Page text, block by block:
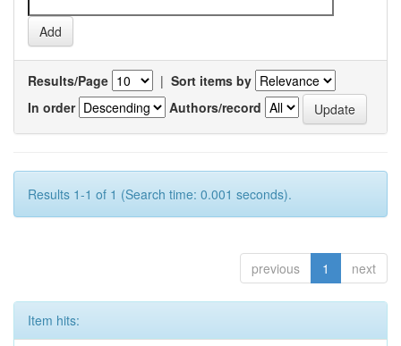
Results/Page | Sort items by
In order
Authors/record
Results 1-1 of 1 (Search time: 0.001 seconds).
previous 1 next
Item hits: